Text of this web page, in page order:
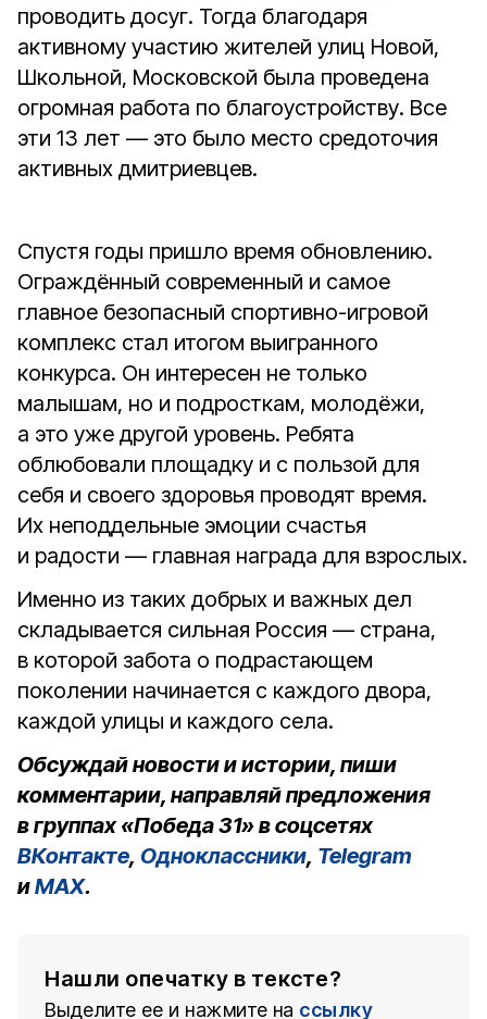
проводить досуг. Тогда благодаря
активному участию жителей улиц Новой,
Школьной, Московской была проведена
огромная работа по благоустройству. Все
эти 13 лет — это было место средоточия
активных дмитриевцев.
Спустя годы пришло время обновлению.
Ограждённый современный и самое
главное безопасный спортивно-игровой
комплекс стал итогом выигранного
конкурса. Он интересен не только
малышам, но и подросткам, молодёжи,
а это уже другой уровень. Ребята
облюбовали площадку и с пользой для
себя и своего здоровья проводят время.
Их неподдельные эмоции счастья
и радости — главная награда для взрослых.
Именно из таких добрых и важных дел
складывается сильная Россия — страна,
в которой забота о подрастающем
поколении начинается с каждого двора,
каждой улицы и каждого села.
Обсуждай новости и истории, пиши
комментарии, направляй предложения
в группах «Победа 31» в соцсетях
ВКонтакте, Одноклассники, Telegram
иMAX.
Нашли опечатку в тексте?
Выделите ее и нажмите на ссылку